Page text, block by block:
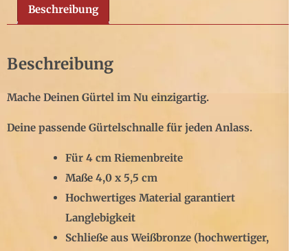
Beschreibung
Beschreibung
Mache Deinen Gürtel im Nu einzigartig.
Deine passende Gürtelschnalle für jeden Anlass.
Für 4 cm Riemenbreite
Maße 4,0 x 5,5 cm
Hochwertiges Material garantiert
Langlebigkeit
Schließe aus Weißbronze (hochwertiger,